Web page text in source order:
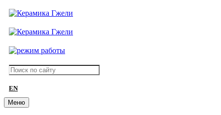
EN
Меню